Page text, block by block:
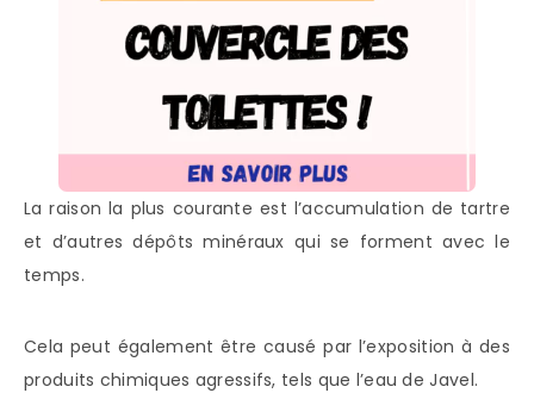
La raison la plus courante est l’accumulation de tartre
et d’autres dépôts minéraux qui se forment avec le
temps.
Cela peut également être causé par l’exposition à des
produits chimiques agressifs, tels que l’eau de Javel.